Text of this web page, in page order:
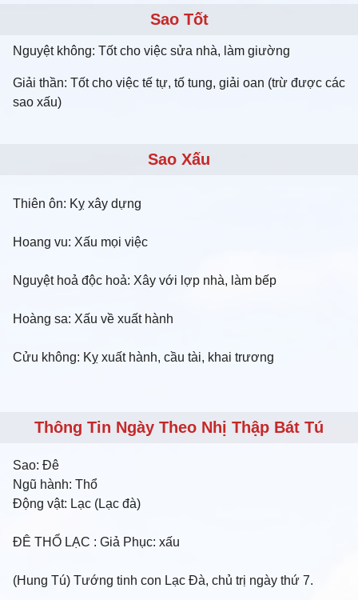
Sao Tốt
Nguyệt không: Tốt cho việc sửa nhà, làm giường
Giải thần: Tốt cho việc tế tự, tố tung, giải oan (trừ được các
sao xấu)
Sao Xấu
Thiên ôn: Kỵ xây dựng
Hoang vu: Xấu mọi việc
Nguyệt hoả độc hoả: Xây với lợp nhà, làm bếp
Hoàng sa: Xấu về xuất hành
Cửu không: Kỵ xuất hành, cầu tài, khai trương
Thông Tin Ngày Theo Nhị Thập Bát Tú
Sao: Đê
Ngũ hành: Thổ
Động vật: Lạc (Lạc đà)
ĐÊ THỔ LẠC : Giả Phục: xấu
(Hung Tú) Tướng tinh con Lạc Đà, chủ trị ngày thứ 7.